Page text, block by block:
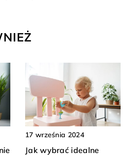
17 września 2024
Jak wybrać idealne